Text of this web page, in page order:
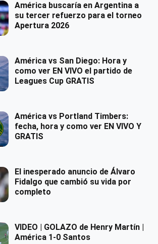
América buscaría en Argentina a
su tercer refuerzo para el torneo
Apertura 2026
América vs San Diego: Hora y
como ver EN VIVO el partido de
Leagues Cup GRATIS
América vs Portland Timbers:
fecha, hora y como ver EN VIVO Y
GRATIS
El inesperado anuncio de Álvaro
Fidalgo que cambió su vida por
completo
VIDEO | GOLAZO de Henry Martín |
América 1-0 Santos